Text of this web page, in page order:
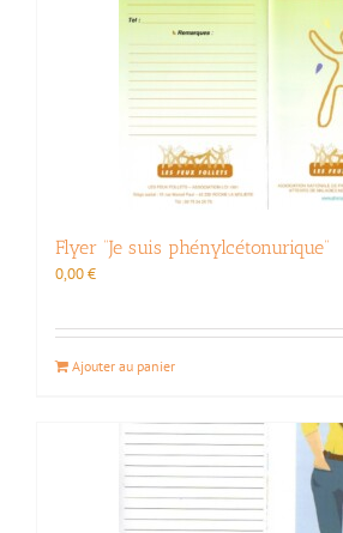
Flyer “Je suis phénylcétonurique”
0,00€
Ajouter au panier